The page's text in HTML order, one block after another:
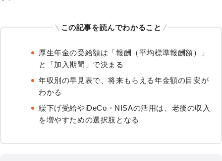
この記事を読んでわかること
厚生年金の受給額は「報酬（平均標準報酬額）」
と「加入期間」で決まる
年収別の早見表で、将来もらえる年金額の目安が
わかる
繰下げ受給やiDeCo・NISAの活用は、老後の収入
を増やすための選択肢となる